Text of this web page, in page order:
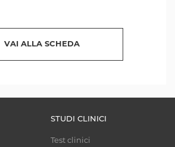
VAI ALLA SCHEDA
STUDI CLINICI
Test clinici